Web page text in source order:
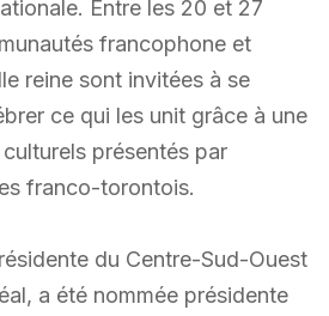
Entre les 20 et 27
francophone et
reine sont invitées à se
ce qui les unit grâce à une
culturels présentés par
franco-torontois.
du Centre-Sud-Ouest
a été nommée présidente